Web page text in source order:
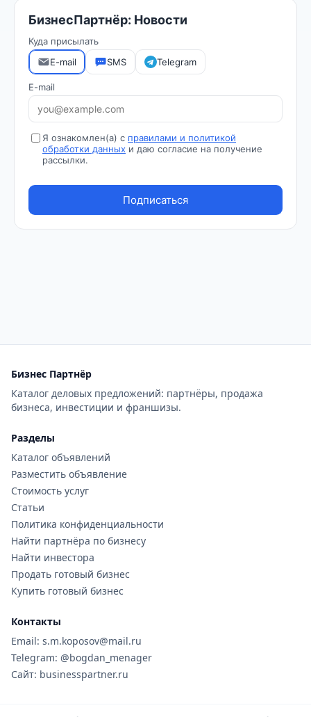
Бизнес Партнёр
Каталог деловых предложений: партнёры, продажа
бизнеса, инвестиции и франшизы.
Разделы
Каталог объявлений
Разместить объявление
Стоимость услуг
Статьи
Политика конфиденциальности
Найти партнёра по бизнесу
Найти инвестора
Продать готовый бизнес
Купить готовый бизнес
Контакты
Email: s.m.koposov@mail.ru
Telegram: @bogdan_menager
Сайт: businesspartner.ru